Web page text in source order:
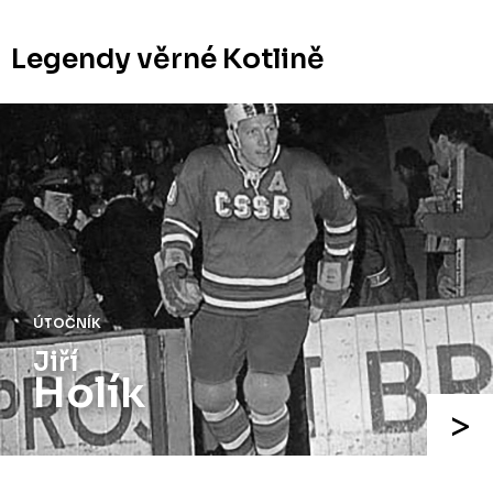
Legendy věrné Kotlině
ÚTOČNÍK
Josef
Augusta